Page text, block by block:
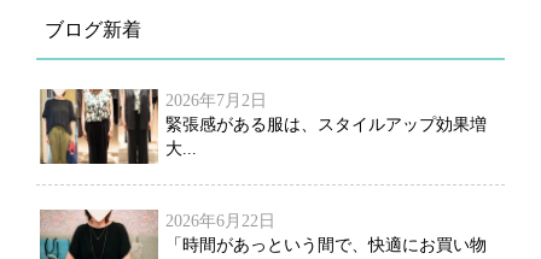
ブログ新着
2026年7月2日
緊張感がある服は、スタイルアップ効果増
大...
2026年6月22日
「時間があっという間で、快適にお買い物